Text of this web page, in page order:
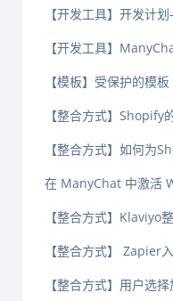
【开发工具】开发计
【开发工具】
【模板】受保护的模板
【整合方式】Shopify
【整合方式】如何为
在 ManyChat 中激活
【整合方式】Klaviyo
【整合方式】 Zapier
【整合方式】用户选